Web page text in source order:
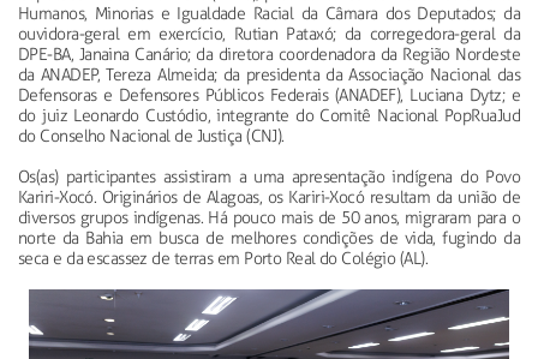
Humanos, Minorias e Igualdade Racial da Câmara dos Deputados; da
ouvidora-geral em exercício, Rutian Pataxó; da corregedora-geral da
DPE-BA, Janaina Canário; da diretora coordenadora da Região Nordeste
da ANADEP, Tereza Almeida; da presidenta da Associação Nacional das
Defensoras e Defensores Públicos Federais (ANADEF), Luciana Dytz; e
do juiz Leonardo Custódio, integrante do Comitê Nacional PopRuaJud
do Conselho Nacional de Justiça (CNJ).
Os(as) participantes assistiram a uma apresentação indígena do Povo
Kariri-Xocó. Originários de Alagoas, os Kariri-Xocó resultam da união de
diversos grupos indígenas. Há pouco mais de 50 anos, migraram para o
norte da Bahia em busca de melhores condições de vida, fugindo da
seca e da escassez de terras em Porto Real do Colégio (AL).